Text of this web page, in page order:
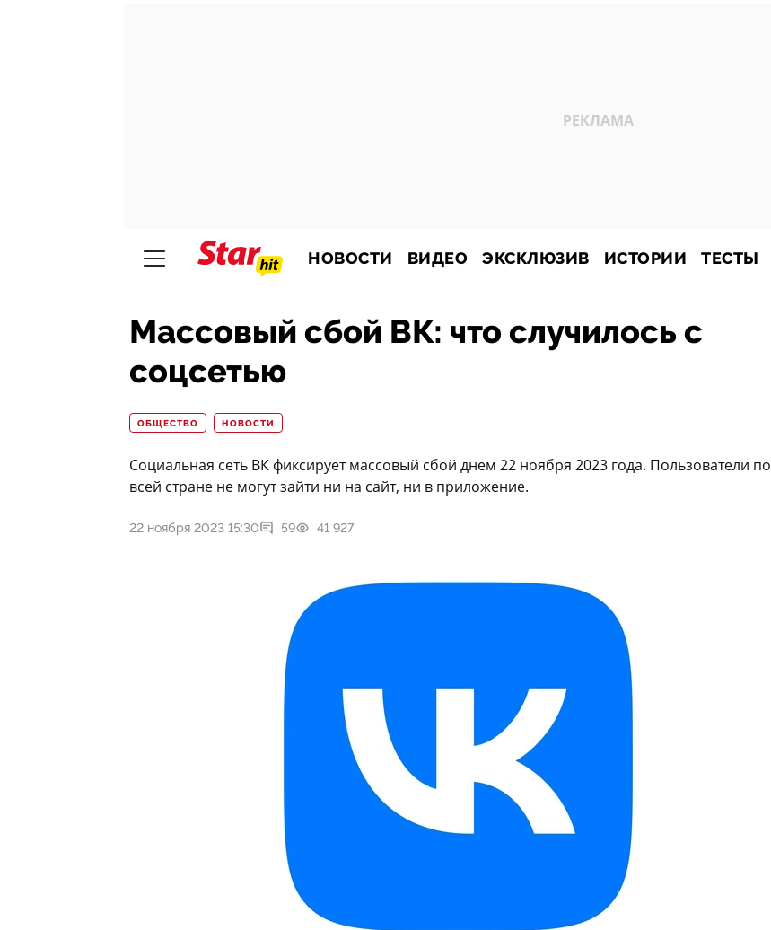
НОВОСТИ ВИДЕО ЭКСКЛЮЗИВ ИСТОРИИ ТЕСТЫ
Массовый сбой ВК: что случилось с
соцсетью
ОБЩЕСТВО НОВОСТИ
Социальная сеть ВК фиксирует массовый сбой днем 22 ноября 2023 года. Пользователи по
всей стране не могут зайти ни на сайт, ни в приложение.
22 ноября 2023 15:30 59 41 927